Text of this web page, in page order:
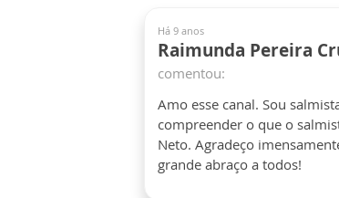
Há 9 anos
Raimunda Pereira
comentou:
Amo esse canal. Sou
compreender o que o
Neto. Agradeço
grande abraço a todos!